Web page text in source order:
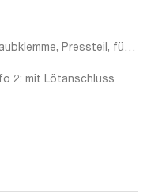
Pressteil, für
2: mit Lötanschluss